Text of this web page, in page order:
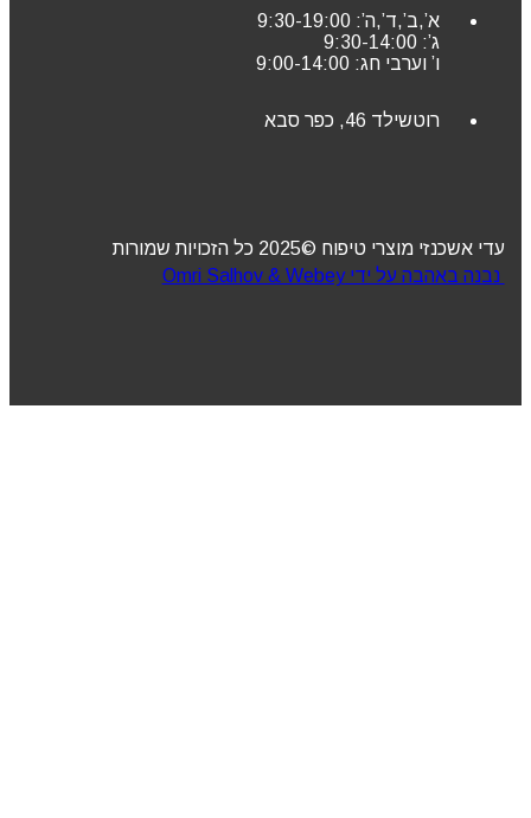
א’,ב’,ד’,ה’: 9:30-19:00
ג’: 9:30-14:00
ו’ וערבי חג: 9:00-14:00
רוטשילד 46, כפר סבא
עדי אשכנזי מוצרי טיפוח ©2025 כל הזכויות שמורות
נבנה באהבה על ידי Omri Salhov & Webey